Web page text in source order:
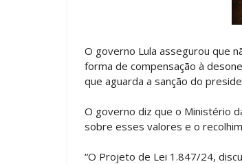
O governo Lula assegurou que
forma de compensação à
que aguarda a sanção do
O governo diz que o Ministério
sobre esses valores e o
“O Projeto de Lei 1.847/24,